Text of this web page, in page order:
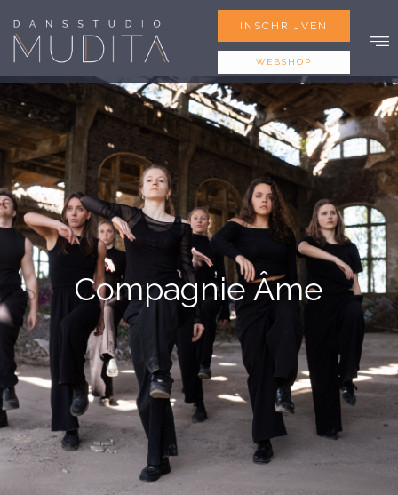
INSCHRIJVEN
WEBSHOP
Compagnie Âme